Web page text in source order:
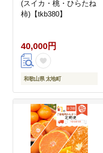
(スイカ・桃・ひらたね
柿)【tkb380】
40,000円
和歌山県 太地町